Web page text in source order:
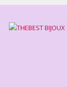
Aller
contenu